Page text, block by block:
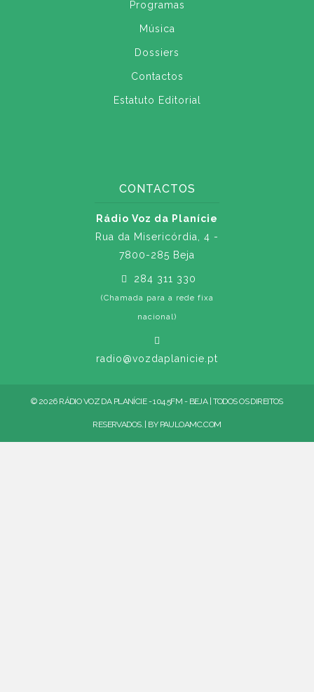
Programas
Música
Dossiers
Contactos
Estatuto Editorial
CONTACTOS
Rádio Voz da Planície
Rua da Misericórdia, 4 -
7800-285 Beja
284 311 330
(Chamada para a rede fixa
nacional)
radio@vozdaplanicie.pt
© 2026 RÁDIO VOZ DA PLANÍCIE - 104.5FM - BEJA | TODOS OS DIREITOS
RESERVADOS. | BY PAULOAMC.COM